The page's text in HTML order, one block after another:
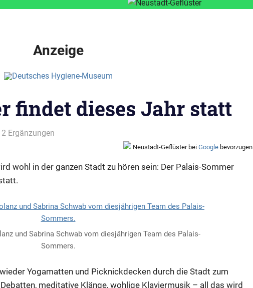
Anzeige
findet dieses Jahr statt
Ergänzungen
Neustadt-Geflüster bei Google bevorzugen
wohl in der ganzen Stadt zu hören sein: Der Palais-Sommer
und Sabrina Schwab vom diesjährigen Team des Palais-
Sommers.
Yogamatten und Picknickdecken durch die Stadt zum
meditative Klänge, wohlige Klaviermusik – all das wird